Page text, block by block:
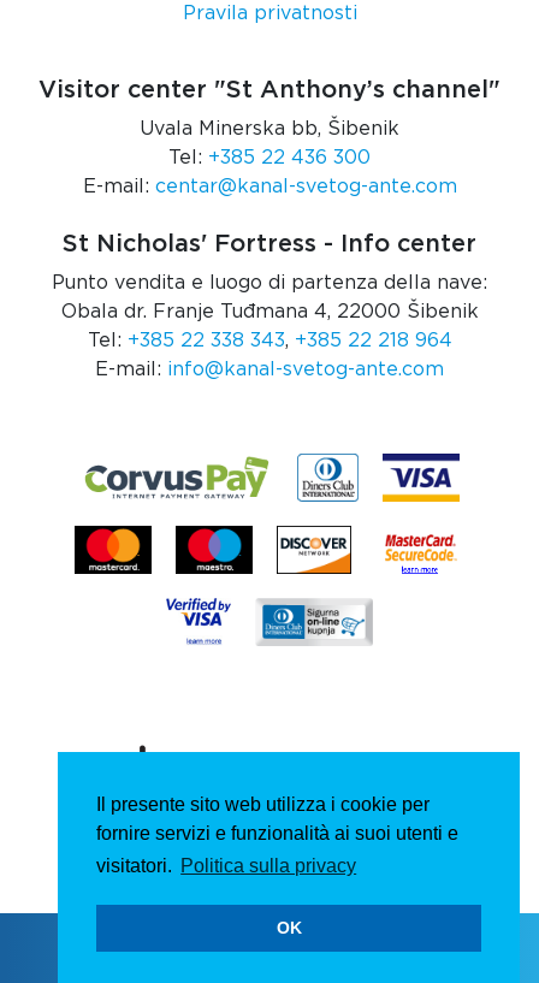
Il presente sito web utilizza i cookie per
fornire servizi e funzionalità ai suoi utenti e
visitatori. Politica sulla privacy
OK
Pravila privatnosti
Visitor center "St Anthony’s channel"
Uvala Minerska bb, Šibenik
Tel: +385 22 436 300
E-mail: centar@kanal-svetog-ante.com
St Nicholas' Fortress - Info center
Punto vendita e luogo di partenza della nave:
Obala dr. Franje Tuđmana 4, 22000 Šibenik
Tel: +385 22 338 343, +385 22 218 964
E-mail: info@kanal-svetog-ante.com